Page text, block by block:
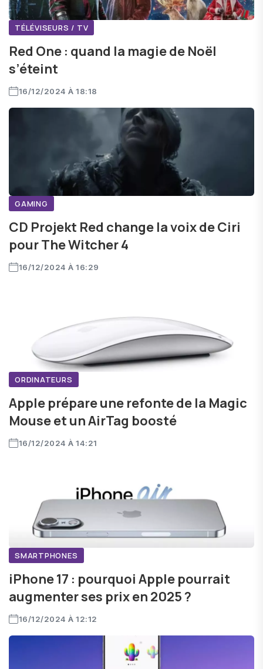
TÉLÉVISEURS / TV
Red One : quand la magie de Noël
s’éteint
16/12/2024 À 18:18
GAMING
CD Projekt Red change la voix de Ciri
pour The Witcher 4
16/12/2024 À 16:29
ORDINATEURS
Apple prépare une refonte de la Magic
Mouse et un AirTag boosté
16/12/2024 À 14:21
SMARTPHONES
iPhone 17 : pourquoi Apple pourrait
augmenter ses prix en 2025 ?
16/12/2024 À 12:12